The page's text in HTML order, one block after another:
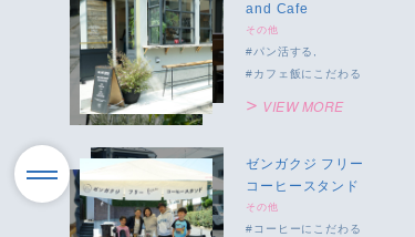
and Cafe
その他
パン活する
カフェ飯にこだわる
VIEW MORE
ゼンガクジ フリー
コーヒースタンド
その他
コーヒーにこだわる